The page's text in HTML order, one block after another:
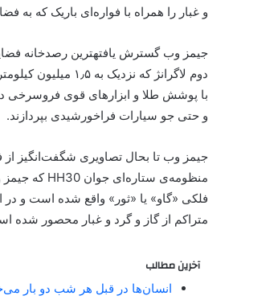
و غبار را همراه با فواره‌ای باریک که
با پوشش طلا و ابزارهای قوی فروسرخی
و حتی جو سیارات فراخورشیدی بپردازند.
جیمز وب تا بحال تصاویری شگفت‌انگیز
متراکم از گاز و گرد و غبار محصور شده
آخرین مطالب
انسان‌ها در قبل هر شب دو بار